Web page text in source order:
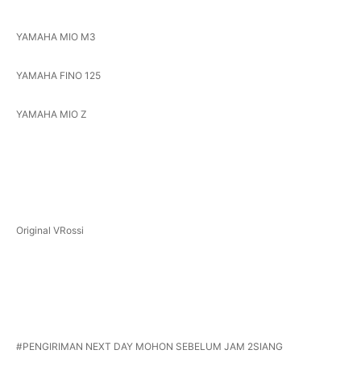
YAMAHA MIO M3
YAMAHA FINO 125
YAMAHA MIO Z
Original VRossi
#PENGIRIMAN NEXT DAY MOHON SEBELUM JAM 2SIANG